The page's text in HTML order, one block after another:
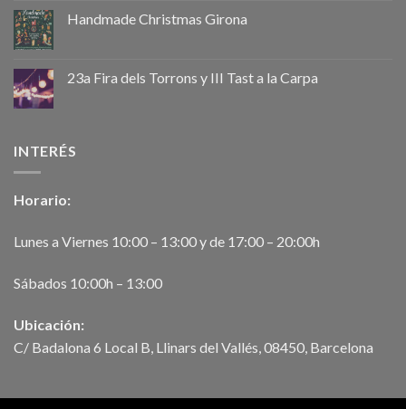
Handmade Christmas Girona
23a Fira dels Torrons y III Tast a la Carpa
INTERÉS
Horario:
Lunes a Viernes 10:00 – 13:00 y de 17:00 – 20:00h
Sábados 10:00h – 13:00
Ubicación:
C/ Badalona 6 Local B, Llinars del Vallés, 08450, Barcelona